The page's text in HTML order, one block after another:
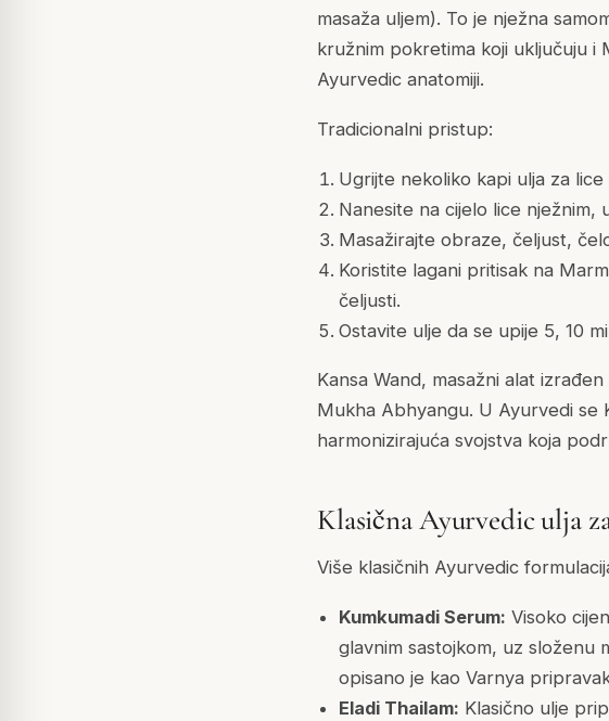
masaža uljem). To je nježna
kružnim pokretima koji uključuju
Ayurvedic anatomiji.
Tradicionalni pristup:
Ugrijte nekoliko kapi ulja za lice
Nanesite na cijelo lice nježnim,
Masažirajte obraze, čeljust,
Koristite lagani pritisak na
čeljusti.
Ostavite ulje da se upije 5, 10
Kansa Wand, masažni alat
Mukha Abhyangu. U Ayurvedi se
harmonizirajuća svojstva koja
Klasična Ayurvedic ulja
Više klasičnih Ayurvedic
Kumkumadi Serum: Visoko
glavnim sastojkom, uz složenu
opisano je kao Varnya
Eladi Thailam: Klasično ulje